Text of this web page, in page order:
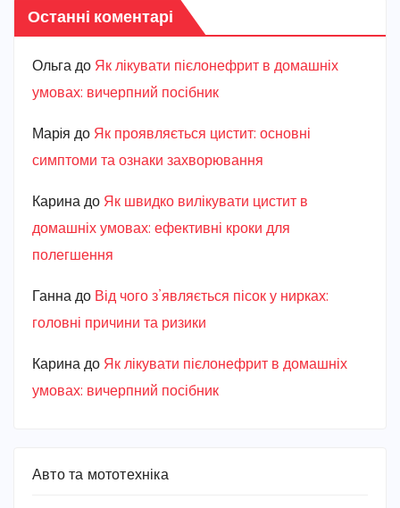
Останні коментарі
Ольга до Як лікувати пієлонефрит в домашніх
умовах: вичерпний посібник
Марiя до Як проявляється цистит: основні
симптоми та ознаки захворювання
Карина до Як швидко вилікувати цистит в
домашніх умовах: ефективні кроки для
полегшення
Ганна до Від чого з’являється пісок у нирках:
головні причини та ризики
Карина до Як лікувати пієлонефрит в домашніх
умовах: вичерпний посібник
Авто та мототехніка